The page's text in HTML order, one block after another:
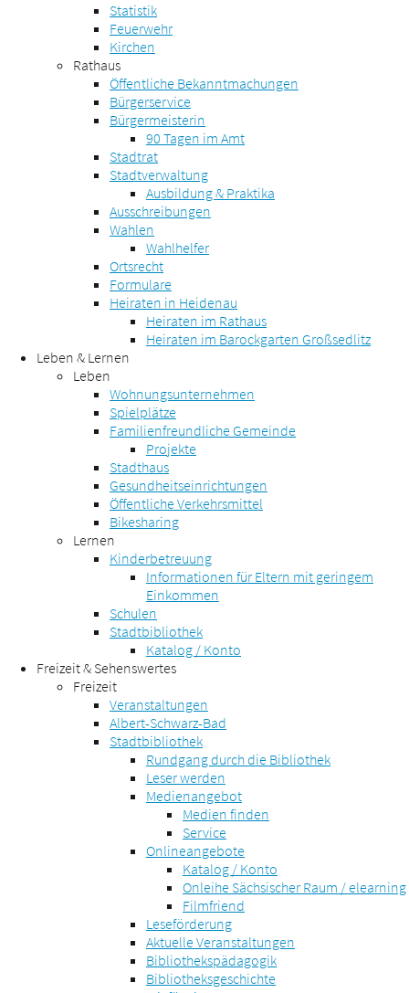
Statistik
Feuerwehr
Kirchen
Rathaus
Öffentliche Bekanntmachungen
Bürgerservice
Bürgermeisterin
90 Tagen im Amt
Stadtrat
Stadtverwaltung
Ausbildung & Praktika
Ausschreibungen
Wahlen
Wahlhelfer
Ortsrecht
Formulare
Heiraten in Heidenau
Heiraten im Rathaus
Heiraten im Barockgarten Großsedlitz
Leben & Lernen
Leben
Wohnungsunternehmen
Spielplätze
Familienfreundliche Gemeinde
Projekte
Stadthaus
Gesundheitseinrichtungen
Öffentliche Verkehrsmittel
Bikesharing
Lernen
Kinderbetreuung
Informationen für Eltern mit geringem
Einkommen
Schulen
Stadtbibliothek
Katalog / Konto
Freizeit & Sehenswertes
Freizeit
Veranstaltungen
Albert-Schwarz-Bad
Stadtbibliothek
Rundgang durch die Bibliothek
Leser werden
Medienangebot
Medien finden
Service
Onlineangebote
Katalog / Konto
Onleihe Sächsischer Raum / elearning
Filmfriend
Leseförderung
Aktuelle Veranstaltungen
Bibliothekspädagogik
Bibliotheksgeschichte